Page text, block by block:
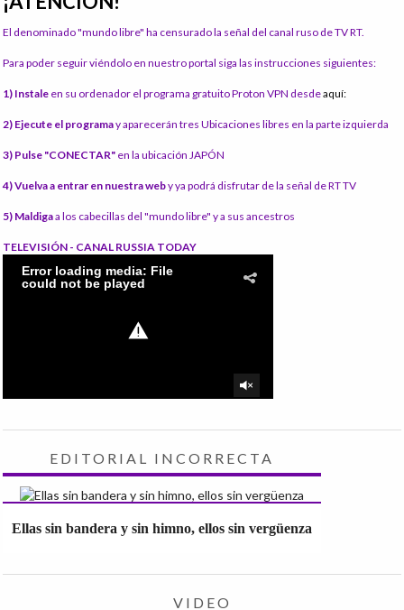
El denominado "mundo libre" ha censurado la señal del canal ruso de TV RT.
Para poder seguir viéndolo en nuestro portal siga las instrucciones siguientes:
1) Instale en su ordenador el programa gratuito Proton VPN desdeaquí:
2) Ejecute el programay aparecerán tres Ubicaciones libres en la parte izquierda
3) Pulse "CONECTAR" en la ubicación JAPÓN
4) Vuelva a entrar en nuestra weby ya podrá disfrutar de la señal de RT TV
5) Maldigaa los cabecillas del "mundo libre" y a sus ancestros
TELEVISIÓN - CANAL RUSSIA TODAY
EDITORIAL INCORRECTA
Ellas sin bandera y sin himno, ellos sin vergüenza
VIDEO